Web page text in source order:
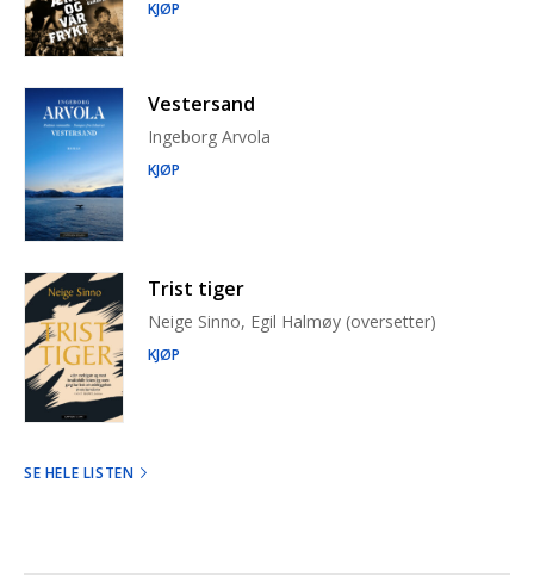
KJØP
Vestersand
Ingeborg Arvola
KJØP
Trist tiger
Neige Sinno, Egil Halmøy (oversetter)
KJØP
SE HELE LISTEN